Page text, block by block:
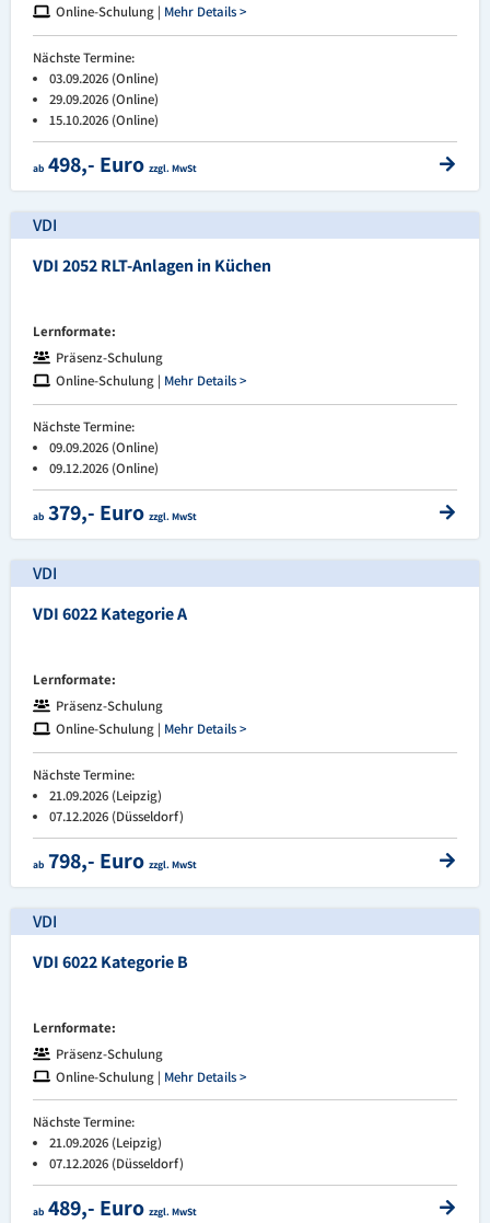
Online-Schulung | Mehr Details >
Nächste Termine:
03.09.2026 (Online)
29.09.2026 (Online)
15.10.2026 (Online)
ab 498,- Euro zzgl. MwSt
VDI
VDI 2052 RLT-Anlagen in Küchen
Lernformate:
Präsenz-Schulung
Online-Schulung | Mehr Details >
Nächste Termine:
09.09.2026 (Online)
09.12.2026 (Online)
ab 379,- Euro zzgl. MwSt
VDI
VDI 6022 Kategorie A
Lernformate:
Präsenz-Schulung
Online-Schulung | Mehr Details >
Nächste Termine:
21.09.2026 (Leipzig)
07.12.2026 (Düsseldorf)
ab 798,- Euro zzgl. MwSt
VDI
VDI 6022 Kategorie B
Lernformate:
Präsenz-Schulung
Online-Schulung | Mehr Details >
Nächste Termine:
21.09.2026 (Leipzig)
07.12.2026 (Düsseldorf)
ab 489,- Euro zzgl. MwSt